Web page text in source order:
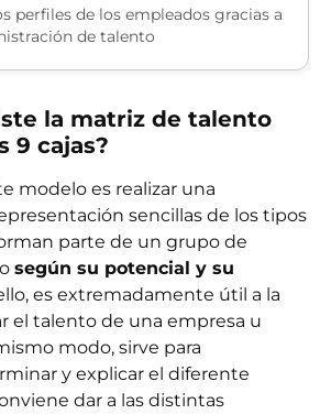
perfiles de los empleados gracias a
de talento
la matriz de talento
9 cajas?
modelo es realizar una
sencillas de los tipos
parte de un grupo de
según su potencial y su
es extremadamente útil a la
el talento de una empresa u
modo, sirve para
y explicar el diferente
dar a las distintas